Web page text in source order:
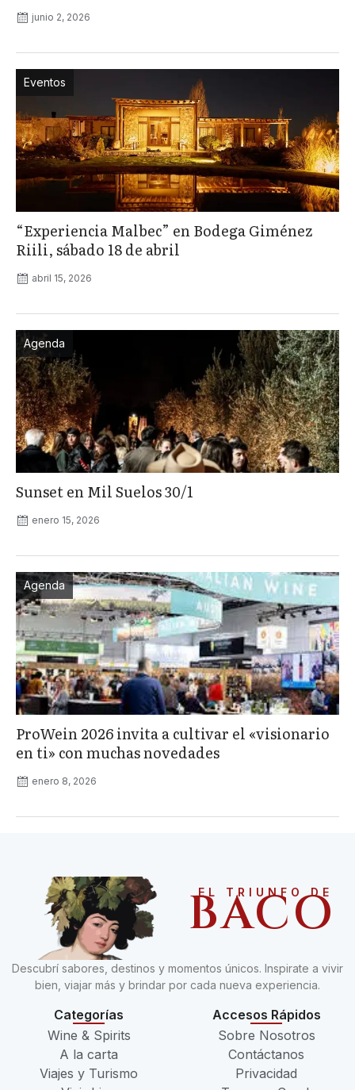
junio 2, 2026
Eventos
“Experiencia Malbec” en Bodega Giménez
Riili, sábado 18 de abril
abril 15, 2026
Agenda
Sunset en Mil Suelos 30/1
enero 15, 2026
Agenda
ProWein 2026 invita a cultivar el «visionario
en ti» con muchas novedades
enero 8, 2026
EL TRIUNFO DE
BACO
Descubrí sabores, destinos y momentos únicos. Inspirate a vivir
bien, viajar más y brindar por cada nueva experiencia.
Categorías
Wine & Spirits
A la carta
Viajes y Turismo
Accesos Rápidos
Sobre Nosotros
Contáctanos
Privacidad